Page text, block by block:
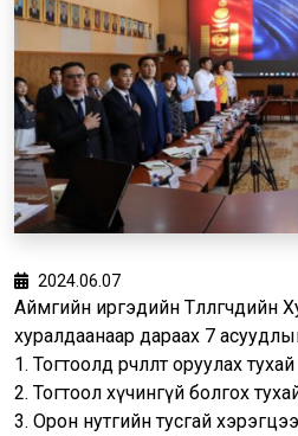
2024.06.07
Аймгийн иргэдийн
хуралдаанаар дараах 7
1. Тогтоолд өөрчлөлт оруулах тухай
2. Тогтоол хүчингүй болгох
3. Орон нутгийн тусгай